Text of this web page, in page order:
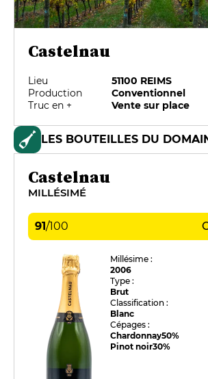
Castelnau
Lieu
51100 REIMS
Production
Conventionnel
Truc en +
Vente sur place
LES BOUTEILLES DU
Castelnau
MILLÉSIMÉ
91/100
Millésime :
2006
Type :
Brut
Classification :
Blanc
Cépages :
Chardonnay50%
Pinot noir30%